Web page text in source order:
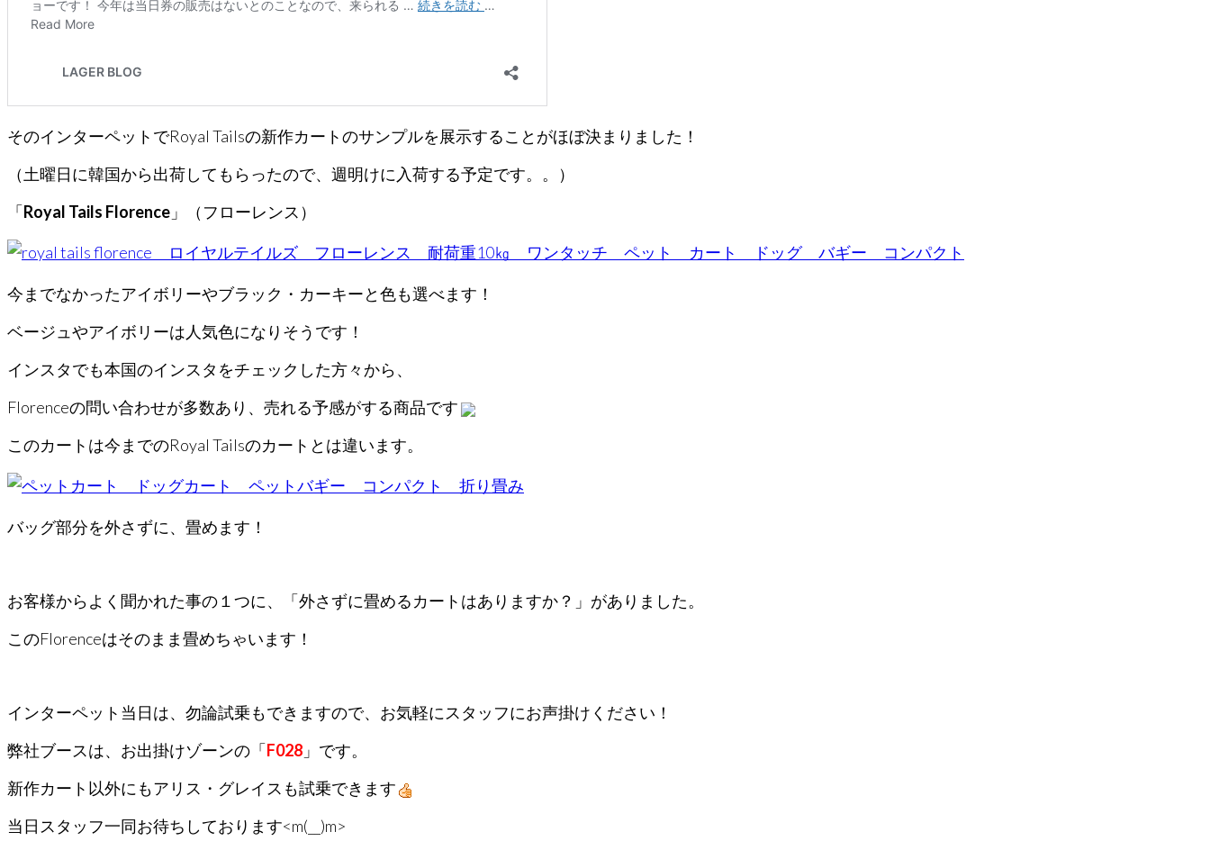
そのインターペットでRoyal Tailsの新作カートのサンプルを展示することがほぼ決まりました！
（土曜日に韓国から出荷してもらったので、週明けに入荷する予定です。。）
「Royal Tails Florence 」（フローレンス）
今までなかったアイボリーやブラック・カーキーと色も選べます！
ベージュやアイボリーは人気色になりそうです！
インスタでも本国のインスタをチェックした方々から、
Florenceの問い合わせが多数あり、売れる予感がする商品です
このカートは今までのRoyal Tailsのカートとは違います。
バッグ部分を外さずに、畳めます！
お客様からよく聞かれた事の１つに、「外さずに畳めるカートはありますか？」がありました。
このFlorenceはそのまま畳めちゃいます！
インターペット当日は、勿論試乗もできますので、お気軽にスタッフにお声掛けください！
弊社ブースは、お出掛けゾーンの「F028 」です。
新作カート以外にもアリス・グレイスも試乗できます
当日スタッフ一同お待ちしております<m(__)m>